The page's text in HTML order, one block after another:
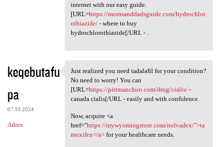
internet with our easy guide.
[URL=https://momsanddadsguide.com/hydrochlor
othiazide/- where to buy
hydrochlorothiazide[/URL - .
keqebutafu
pa
07.10.2024
Adres
Just realized you need
Just realized you need tadalafil for your condition?
No need to worry! You can
[URL=https://pittmanchiro.com/drug/cialis/-
canada cialis[/URL - easily and with confidence.
Now, acquire <a
href="https://mywyomingstore.com/nolvadex/">ta
moxifen</a>for your healthcare needs.